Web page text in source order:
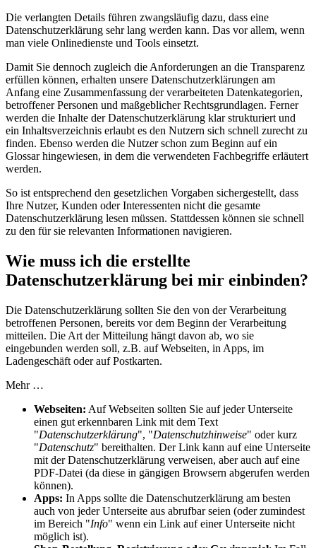
Die verlangten Details führen zwangsläufig dazu, dass eine
Datenschutzerklärung sehr lang werden kann. Das vor allem, wenn
man viele Onlinedienste und Tools einsetzt.
Damit Sie dennoch zugleich die Anforderungen an die Transparenz
erfüllen können, erhalten unsere Datenschutzerklärungen am
Anfang eine Zusammenfassung der verarbeiteten Datenkategorien,
betroffener Personen und maßgeblicher Rechtsgrundlagen. Ferner
werden die Inhalte der Datenschutzerklärung klar strukturiert und
ein Inhaltsverzeichnis erlaubt es den Nutzern sich schnell zurecht zu
finden. Ebenso werden die Nutzer schon zum Beginn auf ein
Glossar hingewiesen, in dem die verwendeten Fachbegriffe erläutert
werden.
So ist entsprechend den gesetzlichen Vorgaben sichergestellt, dass
Ihre Nutzer, Kunden oder Interessenten nicht die gesamte
Datenschutzerklärung lesen müssen. Stattdessen können sie schnell
zu den für sie relevanten Informationen navigieren.
Wie muss ich die erstellte
Datenschutzerklärung bei mir einbinden?
Die Datenschutzerklärung sollten Sie den von der Verarbeitung
betroffenen Personen, bereits vor dem Beginn der Verarbeitung
mitteilen. Die Art der Mitteilung hängt davon ab, wo sie
eingebunden werden soll, z.B. auf Webseiten, in Apps, im
Ladengeschäft oder auf Postkarten.
Mehr …
Webseiten: Auf Webseiten sollten Sie auf jeder Unterseite
einen gut erkennbaren Link mit dem Text
"Datenschutzerklärung", "Datenschutzhinweise" oder kurz
"Datenschutz" bereithalten. Der Link kann auf eine Unterseite
mit der Datenschutzerklärung verweisen, aber auch auf eine
PDF-Datei (da diese in gängigen Browsern abgerufen werden
können).
Apps: In Apps sollte die Datenschutzerklärung am besten
auch von jeder Unterseite aus abrufbar seien (oder zumindest
im Bereich "Info" wenn ein Link auf einer Unterseite nicht
möglich ist).